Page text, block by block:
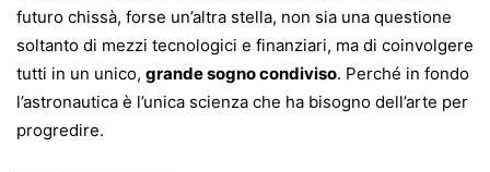
futuro chissà, forse un’altra stella, non sia una questione
soltanto di mezzi tecnologici e finanziari, ma di coinvolgere
tutti in un unico, grande sogno condiviso. Perché in fondo
l’astronautica è l’unica scienza che ha bisogno dell’arte per
progredire.